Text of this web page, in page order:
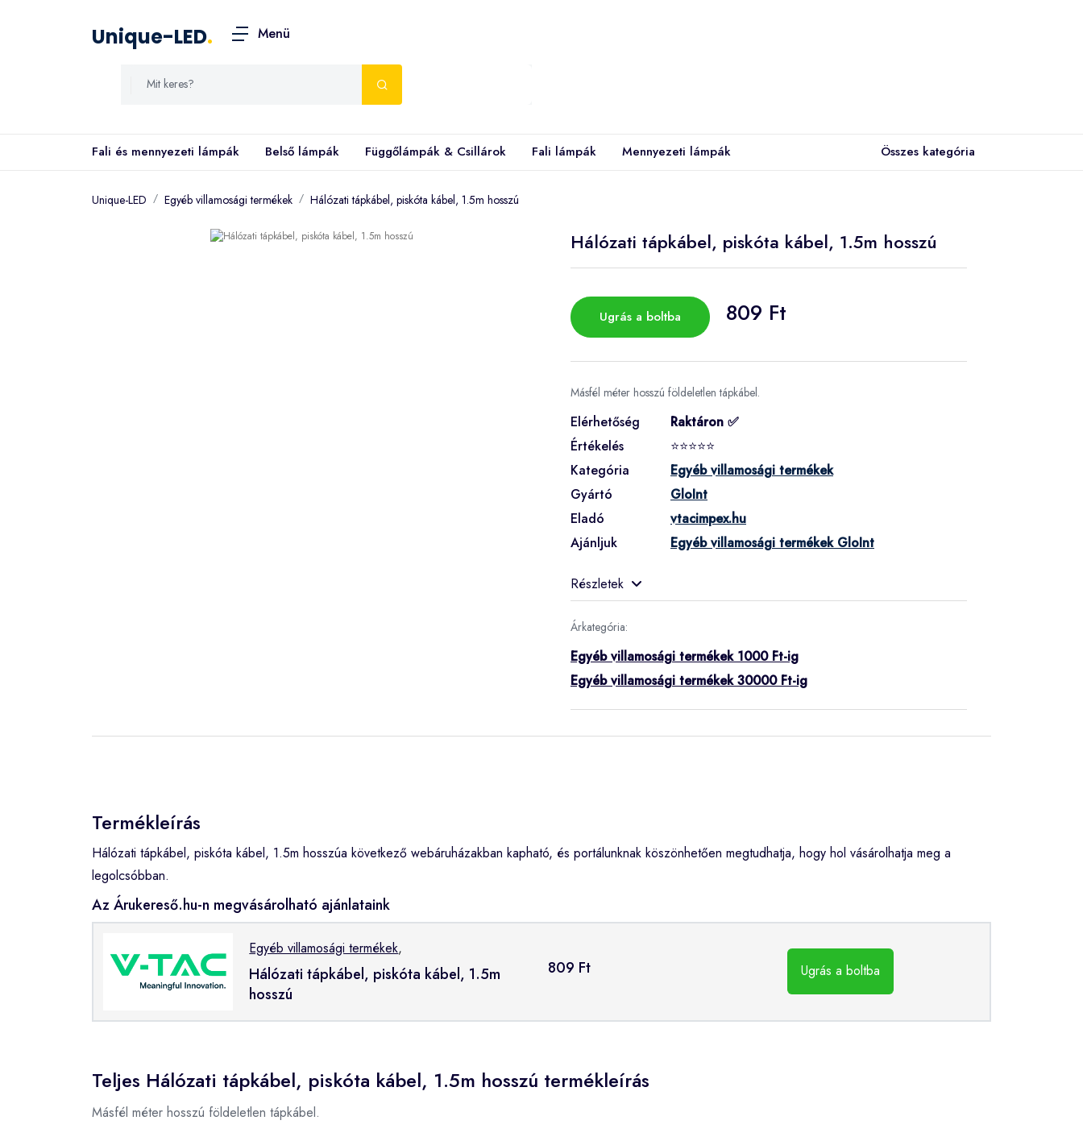
Unique-LED. Menü
Fali és mennyezeti lámpák Belső lámpák Függőlámpák & Csillárok Fali lámpák Mennyezeti lámpák Összes kategória
Unique-LED Egyéb villamosági termékek Hálózati tápkábel, piskóta kábel, 1.5m hosszú
Hálózati tápkábel, piskóta kábel, 1.5m hosszú
Ugrás a boltba 809 Ft
Másfél méter hosszú földeletlen tápkábel.
Elérhetőség
Raktáron ✅
Értékelés
⭐⭐⭐⭐⭐
Kategória
Egyéb villamosági termékek
Gyártó
GloInt
Eladó
vtacimpex.hu
Ajánljuk
Egyéb villamosági termékek GloInt
Részletek
Árkategória:
Egyéb villamosági termékek 1000 Ft-ig
Egyéb villamosági termékek 30000 Ft-ig
Termékleírás
Hálózati tápkábel, piskóta kábel, 1.5m hosszúa következő webáruházakban kapható, és portálunknak köszönhetően megtudhatja, hogy hol vásárolhatja meg a
legolcsóbban.
Az Árukereső.hu-n megvásárolható ajánlataink
Egyéb villamosági termékek,
Hálózati tápkábel, piskóta kábel, 1.5m
hosszú
809 Ft Ugrás a boltba
Teljes Hálózati tápkábel, piskóta kábel, 1.5m hosszú termékleírás
Másfél méter hosszú földeletlen tápkábel.